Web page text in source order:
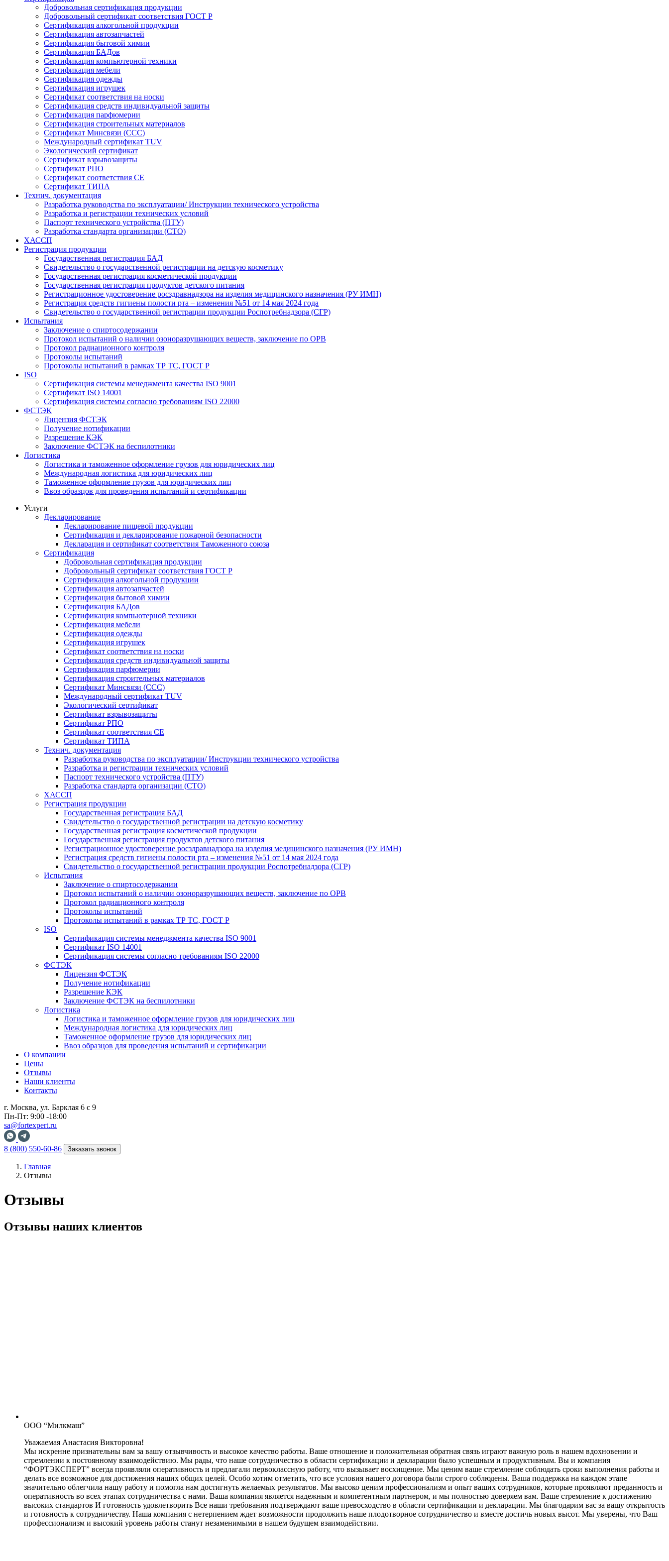
Добровольная сертификация продукции
Добровольный сертификат соответствия ГОСТ Р
Сертификация алкогольной продукции
Сертификация автозапчастей
Сертификация бытовой химии
Сертификация БАДов
Сертификация компьютерной техники
Сертификация мебели
Сертификация одежды
Сертификация игрушек
Сертификат соответствия на носки
Сертификация средств индивидуальной защиты
Сертификация парфюмерии
Сертификация строительных материалов
Сертификат Минсвязи (ССС)
Международный сертификат TUV
Экологический сертификат
Сертификат взрывозащиты
Сертификат РПО
Сертификат соответствия CE
Сертификат ТИПА
Технич. документация
Разработка руководства по эксплуатации/ Инструкции технического устройства
Разработка и регистрации технических условий
Паспорт технического устройства (ПТУ)
Разработка стандарта организации (СТО)
ХАССП
Регистрация продукции
Государственная регистрация БАД
Свидетельство о государственной регистрации на детскую косметику
Государственная регистрация косметической продукции
Государственная регистрация продуктов детского питания
Регистрационное удостоверение росздравнадзора на изделия медицинского назначения (РУ ИМН)
Регистрация средств гигиены полости рта – изменения №51 от 14 мая 2024 года
Свидетельство о государственной регистрации продукции Роспотребнадзора (СГР)
Испытания
Заключение о спиртосодержании
Протокол испытаний о наличии озоноразрушающих веществ, заключение по ОРВ
Протокол радиационного контроля
Протоколы испытаний
Протоколы испытаний в рамках ТР ТС, ГОСТ Р
ISO
Сертификация системы менеджмента качества ISO 9001
Сертификат ISO 14001
Сертификация системы согласно требованиям ISO 22000
ФСТЭК
Лицензия ФСТЭК
Получение нотификации
Разрешение КЭК
Заключение ФСТЭК на беспилотники
Логистика
Логистика и таможенное оформление грузов для юридических лиц
Международная логистика для юридических лиц
Таможенное оформление грузов для юридических лиц
Ввоз образцов для проведения испытаний и сертификации
Услуги
Декларирование
Декларирование пищевой продукции
Сертификация и декларирование пожарной безопасности
Декларация и сертификат соответствия Таможенного союза
Сертификация
Добровольная сертификация продукции
Добровольный сертификат соответствия ГОСТ Р
Сертификация алкогольной продукции
Сертификация автозапчастей
Сертификация бытовой химии
Сертификация БАДов
Сертификация компьютерной техники
Сертификация мебели
Сертификация одежды
Сертификация игрушек
Сертификат соответствия на носки
Сертификация средств индивидуальной защиты
Сертификация парфюмерии
Сертификация строительных материалов
Сертификат Минсвязи (ССС)
Международный сертификат TUV
Экологический сертификат
Сертификат взрывозащиты
Сертификат РПО
Сертификат соответствия CE
Сертификат ТИПА
Технич. документация
Разработка руководства по эксплуатации/ Инструкции технического устройства
Разработка и регистрации технических условий
Паспорт технического устройства (ПТУ)
Разработка стандарта организации (СТО)
ХАССП
Регистрация продукции
Государственная регистрация БАД
Свидетельство о государственной регистрации на детскую косметику
Государственная регистрация косметической продукции
Государственная регистрация продуктов детского питания
Регистрационное удостоверение росздравнадзора на изделия медицинского назначения (РУ ИМН)
Регистрация средств гигиены полости рта – изменения №51 от 14 мая 2024 года
Свидетельство о государственной регистрации продукции Роспотребнадзора (СГР)
Испытания
Заключение о спиртосодержании
Протокол испытаний о наличии озоноразрушающих веществ, заключение по ОРВ
Протокол радиационного контроля
Протоколы испытаний
Протоколы испытаний в рамках ТР ТС, ГОСТ Р
ISO
Сертификация системы менеджмента качества ISO 9001
Сертификат ISO 14001
Сертификация системы согласно требованиям ISO 22000
ФСТЭК
Лицензия ФСТЭК
Получение нотификации
Разрешение КЭК
Заключение ФСТЭК на беспилотники
Логистика
Логистика и таможенное оформление грузов для юридических лиц
Международная логистика для юридических лиц
Таможенное оформление грузов для юридических лиц
Ввоз образцов для проведения испытаний и сертификации
О компании
Цены
Отзывы
Наши клиенты
Контакты
г. Москва, ул. Барклая 6 с 9
Пн-Пт: 9:00 -18:00
sa@fortexpert.ru
8 (800) 550-60-86 Заказать звонок
Главная
Отзывы
Отзывы
Отзывы наших клиентов
ООО “Милкмаш”
Уважаемая Анастасия Викторовна!
Мы искренне признательны вам за вашу отзывчивость и высокое качество работы. Ваше отношение и положительная обратная связь играют важную роль в нашем вдохновении и
стремлении к постоянному взаимодействию. Мы рады, что наше сотрудничество в области сертификации и декларации было успешным и продуктивным. Вы и компания
“ФОРТЭКСПЕРТ” всегда проявляли оперативность и предлагали первоклассную работу, что вызывает восхищение. Мы ценим ваше стремление соблюдать сроки выполнения работы и
делать все возможное для достижения наших общих целей. Особо хотим отметить, что все условия нашего договора были строго соблюдены. Ваша поддержка на каждом этапе
значительно облегчила нашу работу и помогла нам достигнуть желаемых результатов. Мы высоко ценим профессионализм и опыт ваших сотрудников, которые проявляют преданность и
оперативность во всех этапах сотрудничества с нами. Ваша компания является надежным и компетентным партнером, и мы полностью доверяем вам. Ваше стремление к достижению
высоких стандартов И готовность удовлетворить Bсe наши требования подтверждают ваше превосходство в области сертификации и декларации. Мы благодарим вас за вашу открытость
и готовность к сотрудничеству. Наша компания с нетерпением ждет возможности продолжить наше плодотворное сотрудничество и вместе достичь новых высот. Мы уверены, что Ваш
профессионализм и высокий уровень работы станут незаменимыми в нашем будущем взаимодействии.